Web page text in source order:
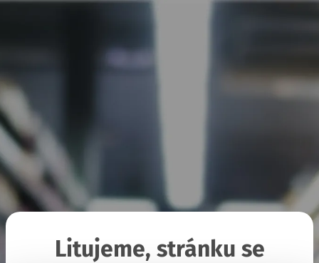
Litujeme, stránku se